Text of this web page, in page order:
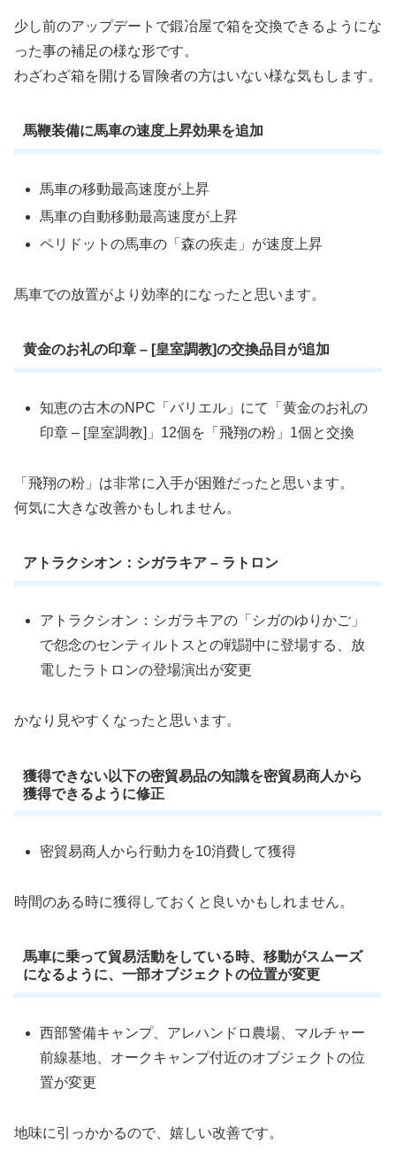
少し前のアップデートで鍛冶屋で箱を交換できるようにな
った事の補足の様な形です。
わざわざ箱を開ける冒険者の方はいない様な気もします。
馬鞭装備に馬車の速度上昇効果を追加
馬車の移動最高速度が上昇
馬車の自動移動最高速度が上昇
ペリドットの馬車の「森の疾走」が速度上昇
馬車での放置がより効率的になったと思います。
黄金のお礼の印章 – [皇室調教]の交換品目が追加
知恵の古木のNPC「バリエル」にて「黄金のお礼の
印章 – [皇室調教]」12個を「飛翔の粉」1個と交換
「飛翔の粉」は非常に入手が困難だったと思います。
何気に大きな改善かもしれません。
アトラクシオン：シガラキア – ラトロン
アトラクシオン：シガラキアの「シガのゆりかご」
で怨念のセンティルトスとの戦闘中に登場する、放
電したラトロンの登場演出が変更
かなり見やすくなったと思います。
獲得できない以下の密貿易品の知識を密貿易商人から
獲得できるように修正
密貿易商人から行動力を10消費して獲得
時間のある時に獲得しておくと良いかもしれません。
馬車に乗って貿易活動をしている時、移動がスムーズ
になるように、一部オブジェクトの位置が変更
西部警備キャンプ、アレハンドロ農場、マルチャー
前線基地、オークキャンプ付近のオブジェクトの位
置が変更
地味に引っかかるので、嬉しい改善です。